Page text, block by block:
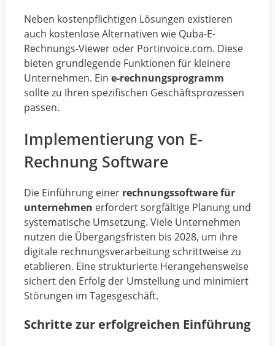
Neben kostenpflichtigen Lösungen existieren
auch kostenlose Alternativen wie Quba-E-
Rechnungs-Viewer oder Portinvoice.com. Diese
bieten grundlegende Funktionen für kleinere
Unternehmen. Ein e-rechnungsprogramm
sollte zu Ihren spezifischen Geschäftsprozessen
passen.
Implementierung von E-
Rechnung Software
Die Einführung einer rechnungssoftware für
unternehmen erfordert sorgfältige Planung und
systematische Umsetzung. Viele Unternehmen
nutzen die Übergangsfristen bis 2028, um ihre
digitale rechnungsverarbeitung schrittweise zu
etablieren. Eine strukturierte Herangehensweise
sichert den Erfolg der Umstellung und minimiert
Störungen im Tagesgeschäft.
Schritte zur erfolgreichen Einführung